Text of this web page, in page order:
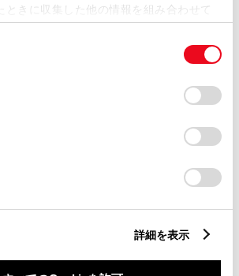
ときに収集した他の情報を組み合わせて
ます。当ウェブサイトの使用を続行する
Cookie(クッキー)が保存されることに同
す。Cookie(クッキー)のオプトアウト、
撤回したりするにあたっては、当社の
）情報の取り扱いについて
」をご覧くだ
詳細を表示
法